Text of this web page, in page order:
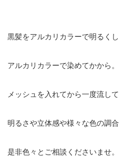
黒髪をアルカリカラーで明るく
アルカリカラーで染めてかから
メッシュを入れてから一度流し
明るさや立体感や様々な色の調
是非色々とご相談くださいませ。